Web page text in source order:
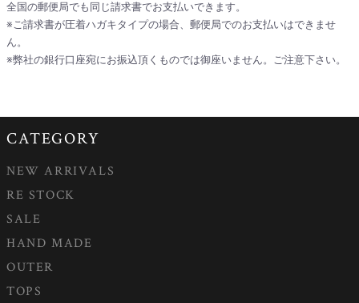
全国の郵便局でも同じ請求書でお支払いできます。
※ご請求書が圧着ハガキタイプの場合、郵便局でのお支払いはできませ
ん。
※弊社の銀行口座宛にお振込頂くものでは御座いません。ご注意下さい。
CATEGORY
NEW ARRIVALS
RE STOCK
SALE
HAND MADE
OUTER
TOPS